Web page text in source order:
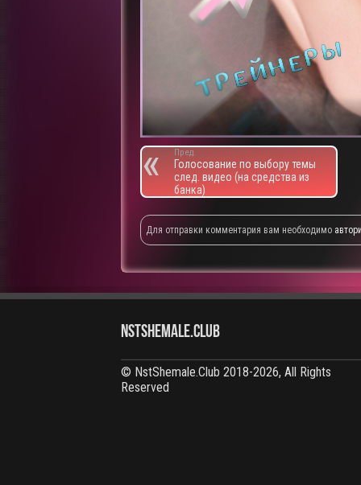
Пред.
Голосование по выбору темы
след. видео (на средства из
банка)
Для отправки комментария вам необходимо
NstShemale.Club
© NstShemale.Club 2018-2026, All Rights
Reserved